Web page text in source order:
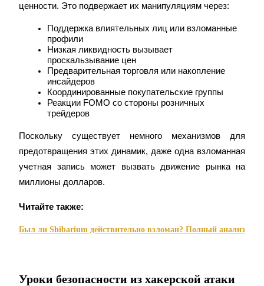
Кредиты
Сервис заимствований, обеспеченных криптовалютой
ценности. Это подвержает их манипуляциям через:
Поддержка влиятельных лиц или взломанные
профили
Низкая ликвидность вызывает
проскальзывание цен
Предварительная торговля или накопление
инсайдеров
Координированные покупательские группы
Реакции FOMO со стороны розничных
трейдеров
Поскольку существует немного механизмов для
предотвращения этих динамик, даже одна взломанная
учетная запись может вызвать движение рынка на
миллионы долларов.
Читайте также:
Был ли Shibarium действительно взломан? Полный анализ
Уроки безопасности из хакерской атаки